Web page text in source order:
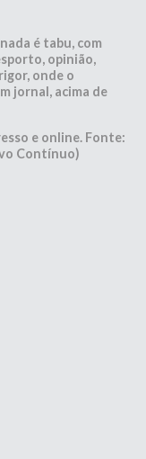
é tabu, com
opinião,
onde o
jornal, acima de
e online. Fonte:
Contínuo)